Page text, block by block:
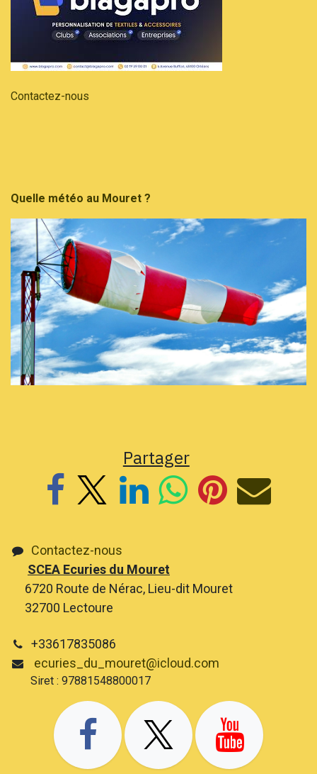
Contactez-nous
Quelle météo au Mouret ?
Partager
Contactez-nous
SCEA Ecuries du Mouret
6720 Route de Nérac, Lieu-dit Mouret
32700 Lectoure
+33617835086
ecuries_du_mouret@icloud.com
Siret : 97881548800017